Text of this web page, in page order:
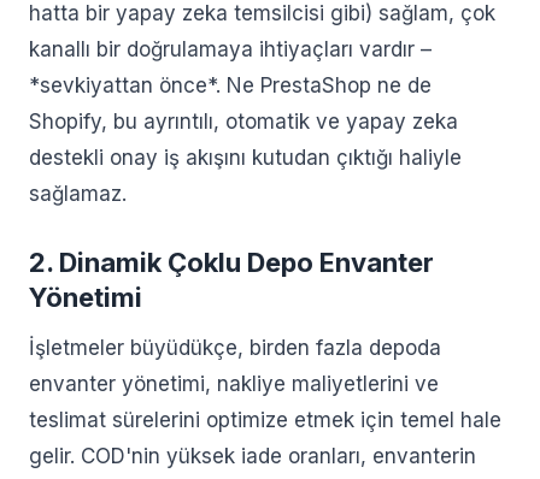
hatta bir yapay zeka temsilcisi gibi) sağlam, çok
kanallı bir doğrulamaya ihtiyaçları vardır –
*sevkiyattan önce*. Ne PrestaShop ne de
Shopify, bu ayrıntılı, otomatik ve yapay zeka
destekli onay iş akışını kutudan çıktığı haliyle
sağlamaz.
2. Dinamik Çoklu Depo Envanter
Yönetimi
İşletmeler büyüdükçe, birden fazla depoda
envanter yönetimi, nakliye maliyetlerini ve
teslimat sürelerini optimize etmek için temel hale
gelir. COD'nin yüksek iade oranları, envanterin